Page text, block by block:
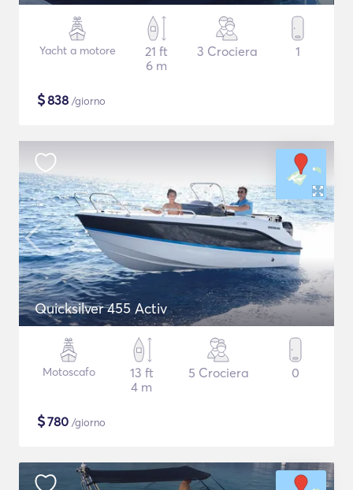
Yacht a motore
21 ft
6 m
3 Crociera 1
$838 /giorno
Quicksilver 455 Activ
Motoscafo
13 ft
4 m
5 Crociera 0
$780 /giorno